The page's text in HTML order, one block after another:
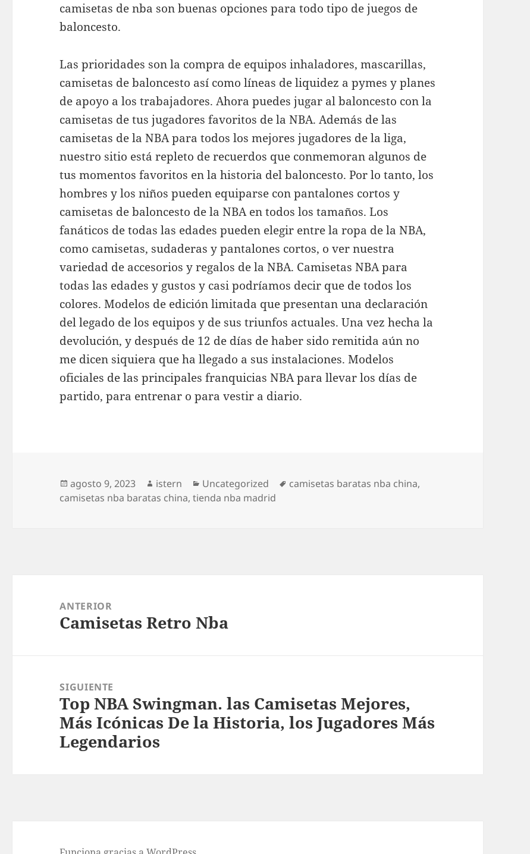
camisetas de nba son buenas opciones para todo tipo de juegos de
baloncesto.
Las prioridades son la compra de equipos inhaladores, mascarillas,
camisetas de baloncesto así como líneas de liquidez a pymes y planes
de apoyo a los trabajadores. Ahora puedes jugar al baloncesto con la
camisetas de tus jugadores favoritos de la NBA. Además de las
camisetas de la NBA para todos los mejores jugadores de la liga,
nuestro sitio está repleto de recuerdos que conmemoran algunos de
tus momentos favoritos en la historia del baloncesto. Por lo tanto, los
hombres y los niños pueden equiparse con pantalones cortos y
camisetas de baloncesto de la NBA en todos los tamaños. Los
fanáticos de todas las edades pueden elegir entre la ropa de la NBA,
como camisetas, sudaderas y pantalones cortos, o ver nuestra
variedad de accesorios y regalos de la NBA. Camisetas NBA para
todas las edades y gustos y casi podríamos decir que de todos los
colores. Modelos de edición limitada que presentan una declaración
del legado de los equipos y de sus triunfos actuales. Una vez hecha la
devolución, y después de 12 de días de haber sido remitida aún no
me dicen siquiera que ha llegado a sus instalaciones. Modelos
oficiales de las principales franquicias NBA para llevar los días de
partido, para entrenar o para vestir a diario.
Publicado
el
agosto 9, 2023 Autor
istern Categorías
Uncategorized Etiquetas
camisetas baratas nba china,
camisetas nba baratas china,tienda nba madrid
entradas
ANTERIOR
Entrada
Camisetas Retro Nba
SIGUIENTE
Entrada
siguiente:
Top NBA Swingman. las Camisetas Mejores,
Más Icónicas De la Historia, los Jugadores Más
Legendarios